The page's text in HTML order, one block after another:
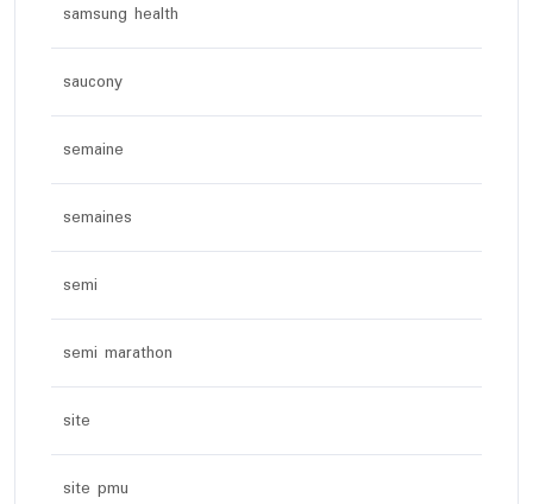
samsung health
saucony
semaine
semaines
semi
semi marathon
site
site pmu